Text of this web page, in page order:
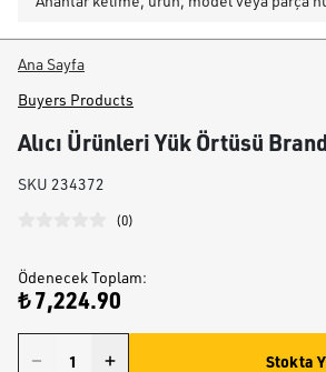
Ana Sayfa
Buyers Products
Alıcı Ürünleri Yük Örtüsü
SKU 234372
(0)
Ödenecek Toplam:
₺ 7,224.90
Stokta